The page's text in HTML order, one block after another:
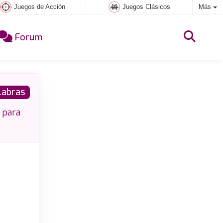
Juegos de Acción Juegos Clásicos Más
Forum